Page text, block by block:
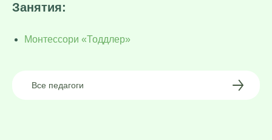
Занятия:
Монтессори «Тоддлер»
Все педагоги